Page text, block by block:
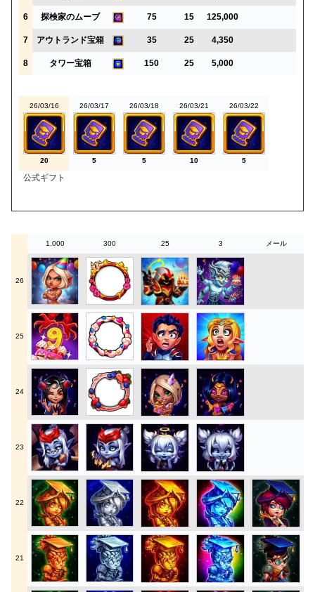
6 探検家のムーブ 75 15 125,000
7 アウトランド宝箱 35 25 4,350
8 タワー宝箱 150 25 5,000
26/03/16
20
26/03/17
5
26/03/18
5
26/03/21
10
26/03/22
5
公式ギフト
1,000 300 25 3 メール
26
25
24
23
22
21